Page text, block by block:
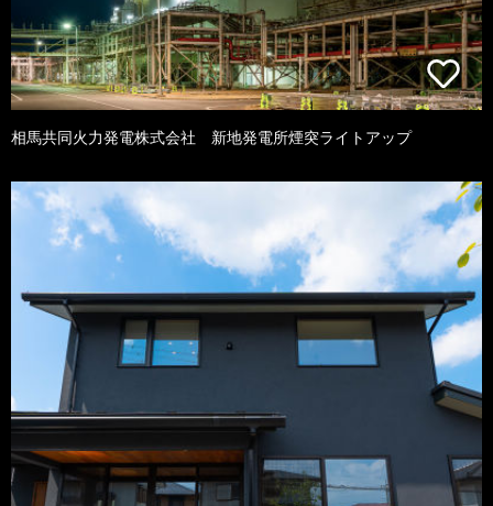
相馬共同火力発電株式会社 新地発電所煙突ライトアップ